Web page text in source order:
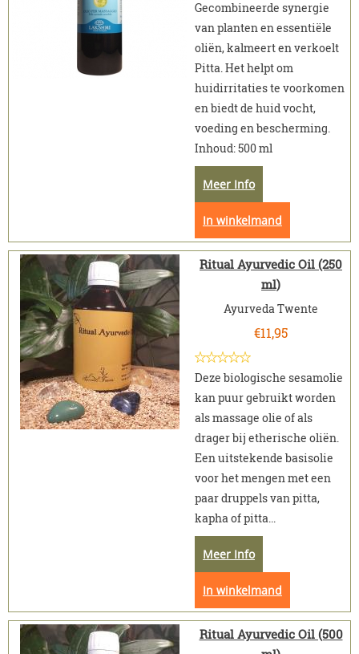
Gecombineerde synergie
van planten en essentiële
oliën, kalmeert en verkoelt
Pitta. Het helpt om
huidirritaties te voorkomen
en biedt de huid vocht,
voeding en bescherming.
Inhoud: 500 ml
Meer Info
In winkelmand
Ritual Ayurvedic Oil (250
ml)
Ayurveda Twente
€11,95
Deze biologische sesamolie
kan puur gebruikt worden
als massage olie of als
drager bij etherische oliën.
Een uitstekende basisolie
voor het mengen met een
paar druppels van pitta,
kapha of pitta...
Meer Info
In winkelmand
Ritual Ayurvedic Oil (500